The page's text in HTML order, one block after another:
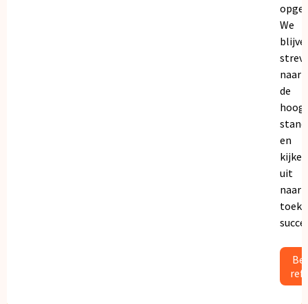
We
naar
de
en
kijken
uit
naar